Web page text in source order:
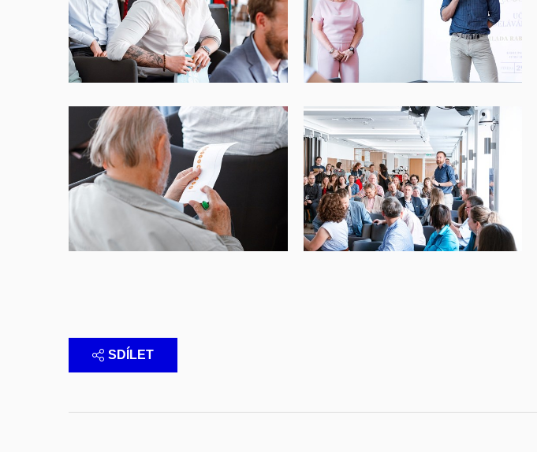
SDÍLET